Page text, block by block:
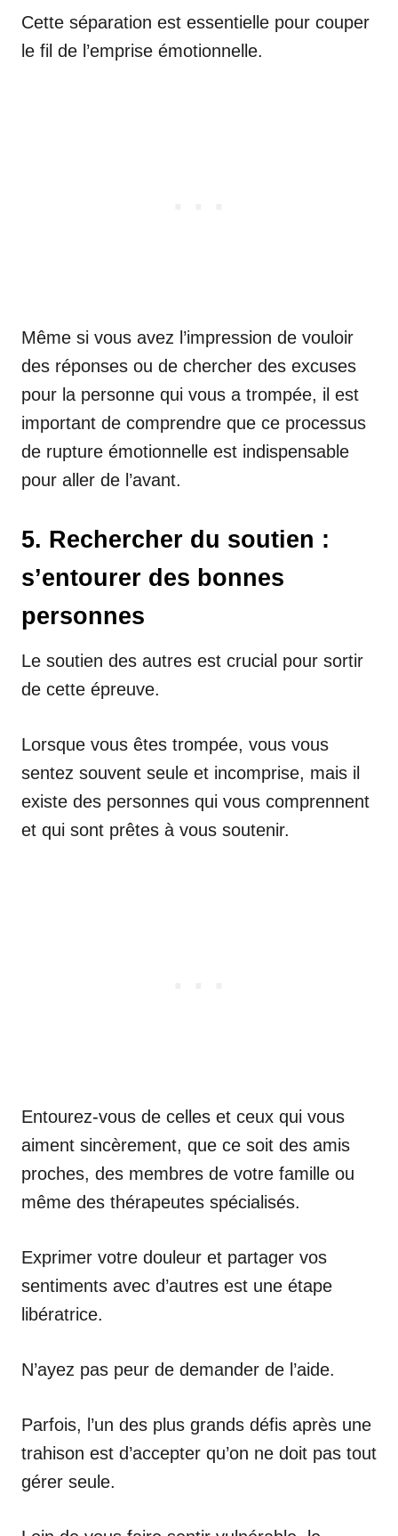
Cette séparation est essentielle pour couper
le fil de l’emprise émotionnelle.
Même si vous avez l’impression de vouloir
des réponses ou de chercher des excuses
pour la personne qui vous a trompée, il est
important de comprendre que ce processus
de rupture émotionnelle est indispensable
pour aller de l’avant.
5. Rechercher du soutien :
s’entourer des bonnes
personnes
Le soutien des autres est crucial pour sortir
de cette épreuve.
Lorsque vous êtes trompée, vous vous
sentez souvent seule et incomprise, mais il
existe des personnes qui vous comprennent
et qui sont prêtes à vous soutenir.
Entourez-vous de celles et ceux qui vous
aiment sincèrement, que ce soit des amis
proches, des membres de votre famille ou
même des thérapeutes spécialisés.
Exprimer votre douleur et partager vos
sentiments avec d’autres est une étape
libératrice.
N’ayez pas peur de demander de l’aide.
Parfois, l’un des plus grands défis après une
trahison est d’accepter qu’on ne doit pas tout
gérer seule.